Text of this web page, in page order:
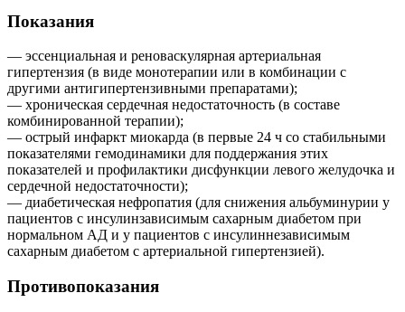
Показания
— эссенциальная и реноваскулярная артериальная
гипертензия (в виде монотерапии или в комбинации с
другими антигипертензивными препаратами);
— хроническая сердечная недостаточность (в составе
комбинированной терапии);
— острый инфаркт миокарда (в первые 24 ч со стабильными
показателями гемодинамики для поддержания этих
показателей и профилактики дисфункции левого желудочка и
сердечной недостаточности);
— диабетическая нефропатия (для снижения альбуминурии у
пациентов с инсулинзависимым сахарным диабетом при
нормальном АД и у пациентов с инсулиннезависимым
сахарным диабетом с артериальной гипертензией).
Противопоказания